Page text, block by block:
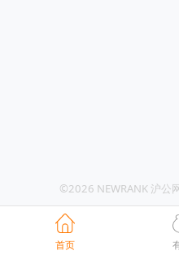
©2026 NEWRANK 沪
首页